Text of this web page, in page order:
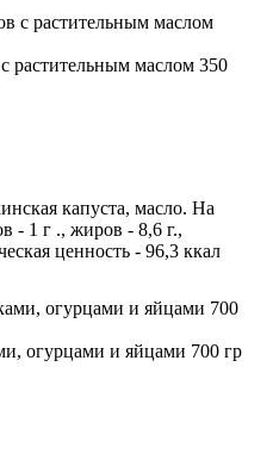
растительным маслом 350
капуста, масло. На
- 1 г ., жиров - 8,6 г.,
ценность - 96,3 ккал
огурцами и яйцами 700 гр